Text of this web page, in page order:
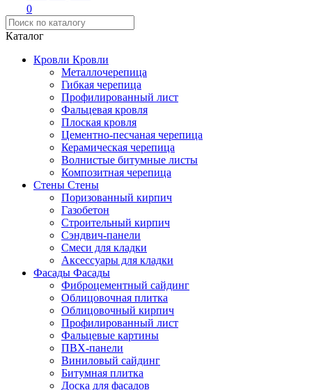
0
Каталог
Кровли Кровли
Металлочерепица
Гибкая черепица
Профилированный лист
Фальцевая кровля
Плоская кровля
Цементно-песчаная черепица
Керамическая черепица
Волнистые битумные листы
Композитная черепица
Стены Стены
Поризованный кирпич
Газобетон
Строительный кирпич
Сэндвич-панели
Смеси для кладки
Аксессуары для кладки
Фасады Фасады
Фиброцементный сайдинг
Облицовочная плитка
Облицовочный кирпич
Профилированный лист
Фальцевые картины
ПВХ-панели
Виниловый сайдинг
Битумная плитка
Доска для фасадов